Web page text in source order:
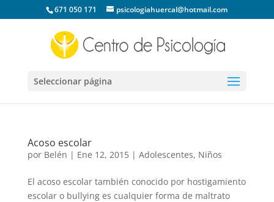
671 050 171 psicologiahuercal@hotmail.com
Seleccionar página
Acoso escolar
por Belén | Ene 12, 2015| Adolescentes, Niños
El acoso escolar también conocido por hostigamiento
escolar o bullying es cualquier forma de maltrato